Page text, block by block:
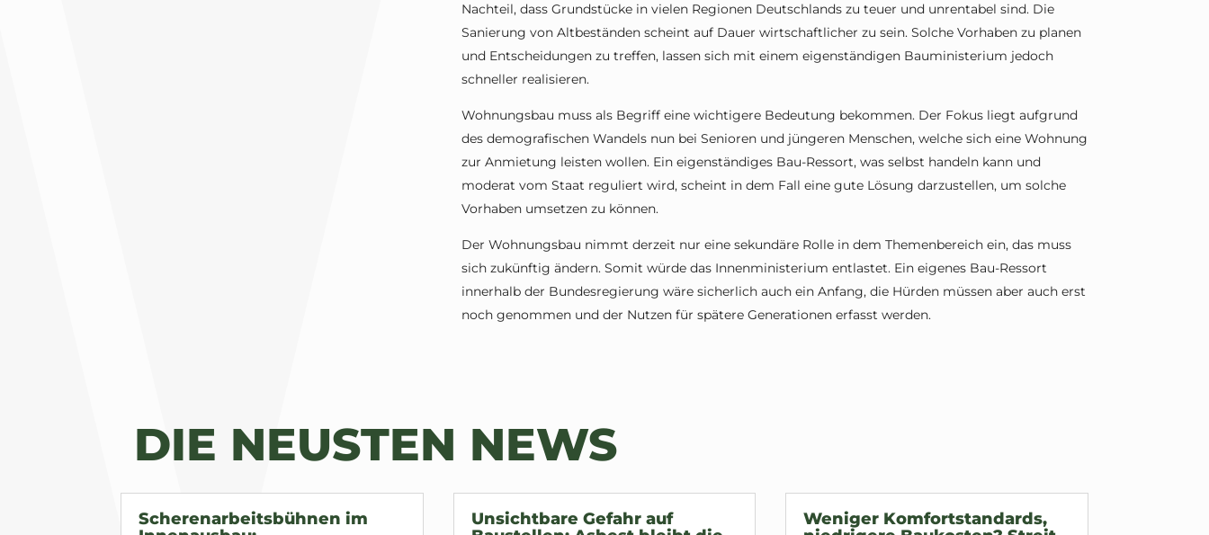
Nachteil, dass Grundstücke in vielen Regionen Deutschlands zu teuer und unrentabel sind. Die
Sanierung von Altbeständen scheint auf Dauer wirtschaftlicher zu sein. Solche Vorhaben zu planen
und Entscheidungen zu treffen, lassen sich mit einem eigenständigen Bauministerium jedoch
schneller realisieren.
Wohnungsbau muss als Begriff eine wichtigere Bedeutung bekommen. Der Fokus liegt aufgrund
des demografischen Wandels nun bei Senioren und jüngeren Menschen, welche sich eine Wohnung
zur Anmietung leisten wollen. Ein eigenständiges Bau-Ressort, was selbst handeln kann und
moderat vom Staat reguliert wird, scheint in dem Fall eine gute Lösung darzustellen, um solche
Vorhaben umsetzen zu können.
Der Wohnungsbau nimmt derzeit nur eine sekundäre Rolle in dem Themenbereich ein, das muss
sich zukünftig ändern. Somit würde das Innenministerium entlastet. Ein eigenes Bau-Ressort
innerhalb der Bundesregierung wäre sicherlich auch ein Anfang, die Hürden müssen aber auch erst
noch genommen und der Nutzen für spätere Generationen erfasst werden.
DIE NEUSTEN NEWS
Scherenarbeitsbühnen im
Unsichtbare Gefahr auf
Weniger Komfortstandards,